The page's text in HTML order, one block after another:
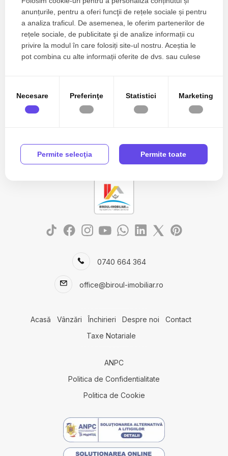
Zone de top apartamente de inchiriat
Apartamente de inchiriat in Ovidiu Est
Numar de camere apartamente de inchiriat
Apartamente de inchiriat in Constanta
Case de inchiriat in Ovidiu
Case de inchiriat in Ovidiu Est
Spatii birouri de inchiriat in Constanta
Spatii birouri de inchiriat in Constanta Casa de Cultura
Vezi mai mult
0740 664 364
office@biroul-imobiliar.ro
Acasă Vânzări Închirieri Despre noi
Contact
Taxe Notariale
ANPC
Politica de Confidentialitate
Politica de Cookie
anunțurile, pentru a oferi funcţii de rețele sociale și pentru
a analiza traficul. De asemenea, le oferim partenerilor de
rețele sociale, de publicitate şi de analize informații cu
privire la modul în care folosiți site-ul nostru. Aceștia le
pot combina cu alte informații oferite de dvs. sau culese
Necesare Preferinţe Statistici Marketing
Permite selecţia Permite toate